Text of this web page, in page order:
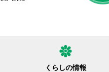
くらしの情報